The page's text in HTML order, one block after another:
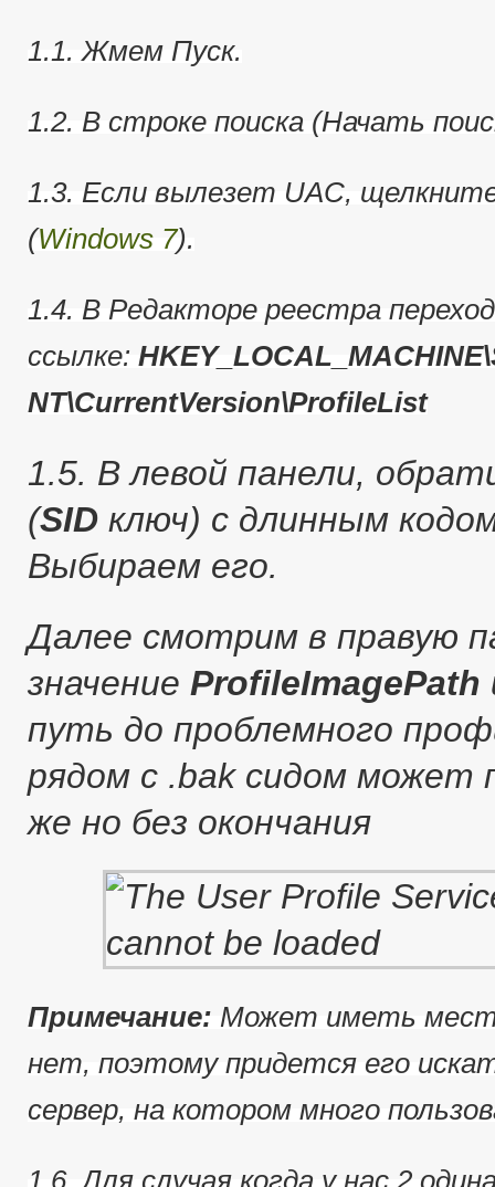
1.1. Жмем Пуск.
1.2. В строке поиска (Начать
1.3. Если вылезет UAC,
(Windows 7).
1.4. В Редакторе реестра
ссылке:
NT\CurrentVersion\ProfileList
1.5. В левой панели,
(SID ключ) с длинным
Выбираем его.
Далее смотрим в правую
значение ProfileImagePath
путь до проблемного
рядом с .bak сидом
же но без окончания
Примечание: Может иметь
нет, поэтому придется его
сервер, на котором много
1.6. Для случая когда у нас 2